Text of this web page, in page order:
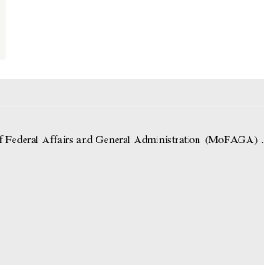
Affairs and General Administration (MoFAGA) .